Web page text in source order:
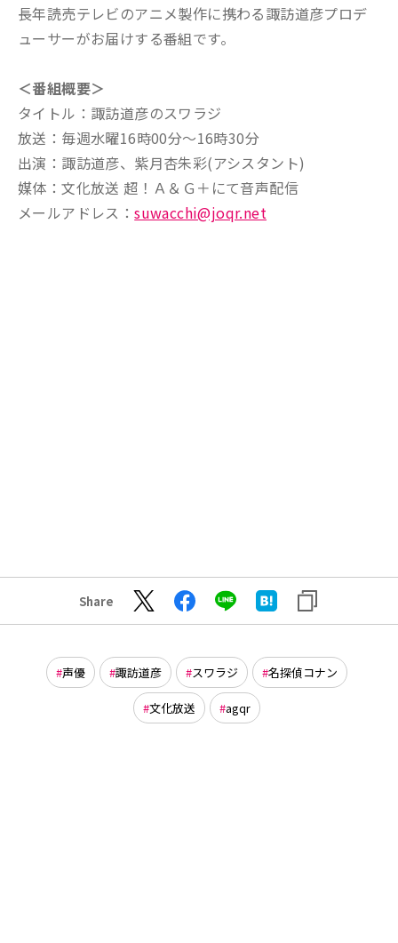
長年読売テレビのアニメ製作に携わる諏訪道彦プロデ
ューサーがお届けする番組です。
＜番組概要＞
タイトル：諏訪道彦のスワラジ
放送：毎週水曜16時00分～16時30分
出演：諏訪道彦、紫月杏朱彩(アシスタント)
媒体：文化放送 超！Ａ＆Ｇ＋にて音声配信
メールアドレス：suwacchi@joqr.net
Share
声優 諏訪道彦 スワラジ 名探偵コナン
文化放送 agqr